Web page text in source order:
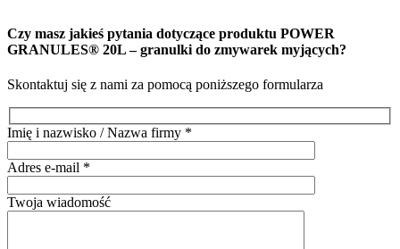
Czy masz jakieś pytania dotyczące produktu POWER
GRANULES® 20L – granulki do zmywarek myjących?
Skontaktuj się z nami za pomocą poniższego formularza
Imię i nazwisko / Nazwa firmy *
Adres e-mail *
Twoja wiadomość